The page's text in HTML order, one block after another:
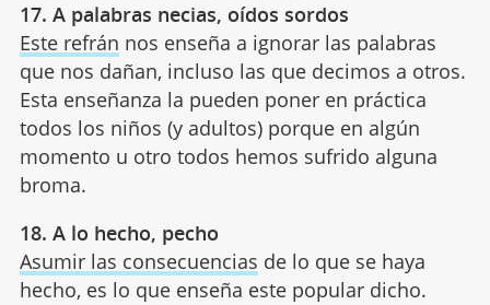
17. A palabras necias, oídos sordos
Este refrán nos enseña a ignorar las palabras
que nos dañan, incluso las que decimos a otros.
Esta enseñanza la pueden poner en práctica
todos los niños (y adultos) porque en algún
momento u otro todos hemos sufrido alguna
broma.
18. A lo hecho, pecho
Asumir las consecuencias de lo que se haya
hecho, es lo que enseña este popular dicho.